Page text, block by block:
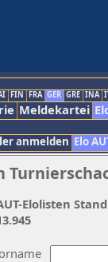
FIN FRA GER GRE INA
Meldekartei
anmelden Elo
Elolisten